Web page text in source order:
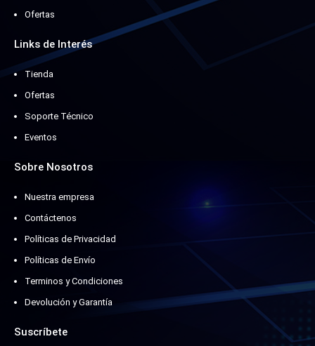
Ofertas
Links de Interés
Tienda
Ofertas
Soporte Técnico
Eventos
Sobre Nosotros
Nuestra empresa
Contáctenos
Políticas de Privacidad
Políticas de Envío
Terminos y Condiciones
Devolución y Garantía
Suscríbete